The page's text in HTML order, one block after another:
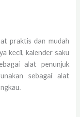
praktis dan mudah
kecil, kalender saku
alat penunjuk
sebagai alat